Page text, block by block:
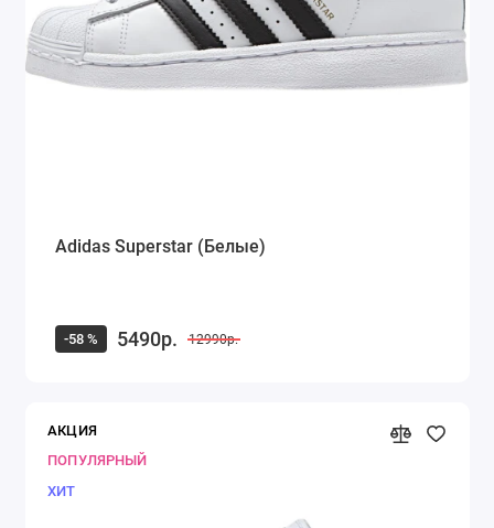
Adidas Superstar (Белые)
-58 % 5490р. 12990р.
АКЦИЯ
ПОПУЛЯРНЫЙ
ХИТ